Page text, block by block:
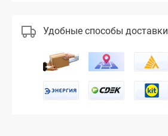
Удобные способы доставки